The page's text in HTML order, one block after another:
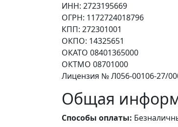
ИНН: 2723195669
ОГРН: 1172724018796
КПП: 272301001
ОКПО: 14325651
ОКАТО 08401365000
ОКТМО 08701000
Лицензия № Л056-00106-27/
Общая
Способы оплаты: